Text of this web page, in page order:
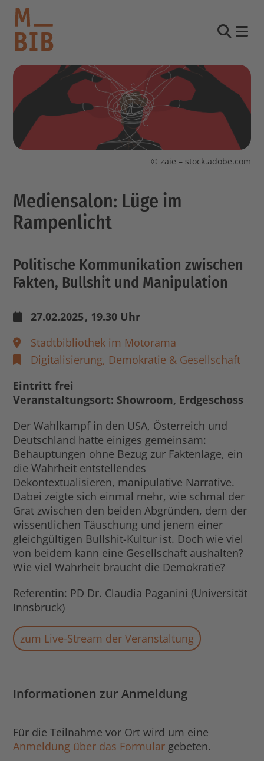
© zaie – stock.adobe.com
Mediensalon: Lüge im
Rampenlicht
Politische Kommunikation zwischen
Fakten, Bullshit und Manipulation
27.02.2025, 19.30 Uhr
Stadtbibliothek im Motorama
Digitalisierung, Demokratie & Gesellschaft
Eintritt frei
Veranstaltungsort: Showroom, Erdgeschoss
Der Wahlkampf in den USA, Österreich und
Deutschland hatte einiges gemeinsam:
Behauptungen ohne Bezug zur Faktenlage, ein
die Wahrheit entstellendes
Dekontextualisieren, manipulative Narrative.
Dabei zeigte sich einmal mehr, wie schmal der
Grat zwischen den beiden Abgründen, dem der
wissentlichen Täuschung und jenem einer
gleichgültigen Bullshit-Kultur ist. Doch wie viel
von beidem kann eine Gesellschaft aushalten?
Wie viel Wahrheit braucht die Demokratie?
Referentin: PD Dr. Claudia Paganini (Universität
Innsbruck)
zum Live-Stream der Veranstaltung
Informationen zur Anmeldung
Für die Teilnahme vor Ort wird um eine
Anmeldung über das Formular gebeten.
informieren
entdecken
mitmachen
Katalog
Login Konto
English